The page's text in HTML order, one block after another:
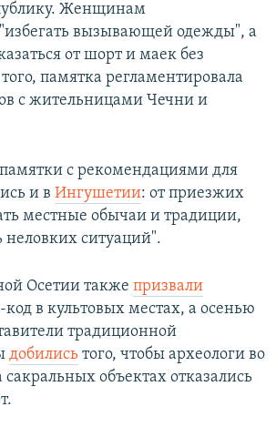
Женщинам
вызывающей одежды", а
от шорт и маек без
памятка регламентировала
с жительницами Чечни и
с рекомендациями для
и в Ингушетии: от приезжих
местные обычаи и традиции,
неловких ситуаций".
Осетии также призвали
код в культовых местах, а осенью
традиционной
добились того, чтобы археологи во
объектах отказались